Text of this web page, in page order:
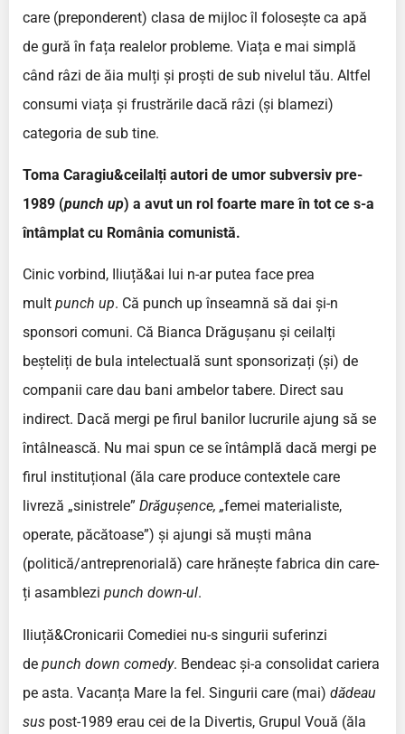
care (preponderent) clasa de mijloc îl folosește ca apă
de gură în fața realelor probleme. Viața e mai simplă
când râzi de ăia mulți și proști de sub nivelul tău. Altfel
consumi viața și frustrările dacă râzi (și blamezi)
categoria de sub tine.
Toma Caragiu&ceilalți autori de umor subversiv pre-
1989 (punch up) a avut un rol foarte mare în tot ce s-a
întâmplat cu România comunistă.
Cinic vorbind, Iliuță&ai lui n-ar putea face prea
mult punch up. Că punch up înseamnă să dai și-n
sponsori comuni. Că Bianca Drăgușanu și ceilalți
beșteliți de bula intelectuală sunt sponsorizați (și) de
companii care dau bani ambelor tabere. Direct sau
indirect. Dacă mergi pe firul banilor lucrurile ajung să se
întâlnească. Nu mai spun ce se întâmplă dacă mergi pe
firul instituțional (ăla care produce contextele care
livreză „sinistrele” Drăgușence, „femei materialiste,
operate, păcătoase”) și ajungi să muști mâna
(politică/antreprenorială) care hrănește fabrica din care-
ți asamblezi punch down-ul.
Iliuță&Cronicarii Comediei nu-s singurii suferinzi
de punch down comedy. Bendeac și-a consolidat cariera
pe asta. Vacanța Mare la fel. Singurii care (mai) dădeau
sus post-1989 erau cei de la Divertis, Grupul Vouă (ăla